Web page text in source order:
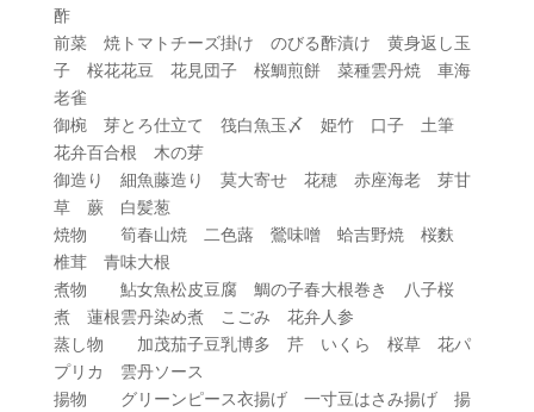
酢
前菜 焼トマトチーズ掛け のびる酢漬け 黄身返し玉
子 桜花花豆 花見団子 桜鯛煎餅 菜種雲丹焼 車海
老雀
御椀 芽とろ仕立て 筏白魚玉〆 姫竹 口子 土筆
花弁百合根 木の芽
御造り 細魚藤造り 莫大寄せ 花穂 赤座海老 芽甘
草 蕨 白髪葱
焼物 筍春山焼 二色蕗 鶯味噌 蛤吉野焼 桜麩
椎茸 青味大根
煮物 鮎女魚松皮豆腐 鯛の子春大根巻き 八子桜
煮 蓮根雲丹染め煮 こごみ 花弁人参
蒸し物 加茂茄子豆乳博多 芹 いくら 桜草 花パ
プリカ 雲丹ソース
揚物 グリーンピース衣揚げ 一寸豆はさみ揚げ 揚